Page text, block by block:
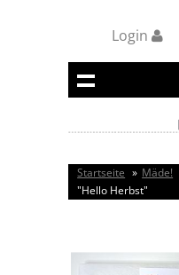
Login
Startseite » Mäde!
"Hello Herbst"